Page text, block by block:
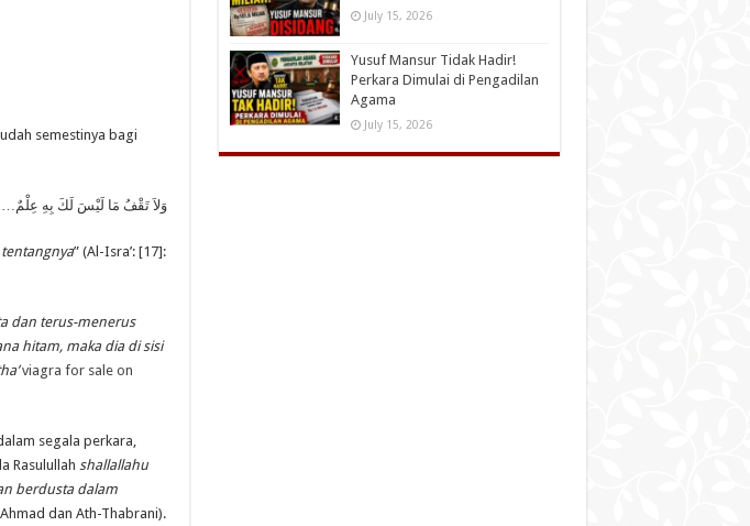
semestinya bagi
…وَلاَ تَقْفُ مَا لَيْسَ لَكَ بِهِ عِلْمٌ
” (Al-Isra’: [17]:
dan terus-menerus
hitam, maka dia di sisi
viagra for sale on
segala perkara,
Rasulullah shallallahu
berdusta dalam
Ahmad dan Ath-Thabrani).
July 15, 2026
Yusuf Mansur Tidak Hadir!
Perkara Dimulai di Pengadilan
Agama
July 15, 2026